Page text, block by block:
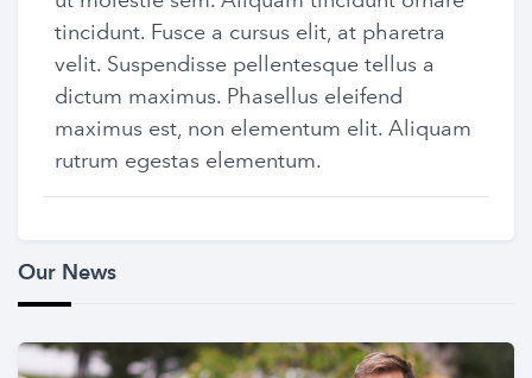
tincidunt. Fusce a cursus elit, at pharetra
velit. Suspendisse pellentesque tellus a
dictum maximus. Phasellus eleifend
maximus est, non elementum elit. Aliquam
rutrum egestas elementum.
Our News